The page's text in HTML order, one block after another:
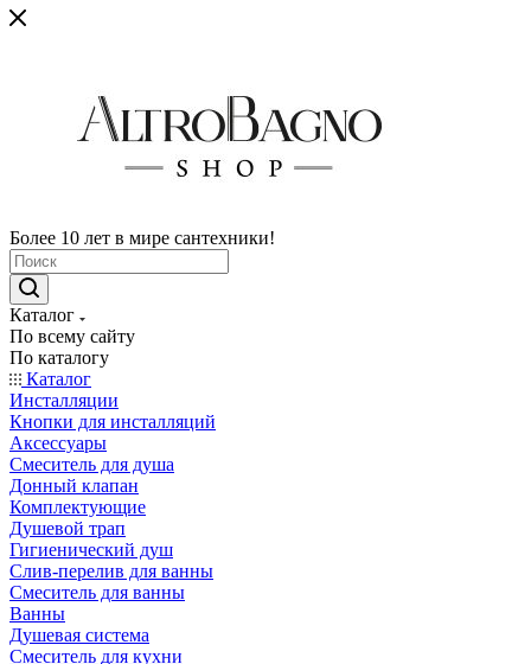
Более 10 лет в мире сантехники!
Каталог
По всему сайту
По каталогу
Каталог
Инсталляции
Кнопки для инсталляций
Аксессуары
Смеситель для душа
Донный клапан
Комплектующие
Душевой трап
Гигиенический душ
Слив-перелив для ванны
Смеситель для ванны
Ванны
Душевая система
Смеситель для кухни